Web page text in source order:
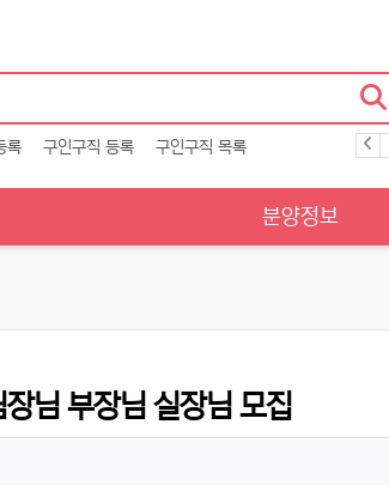
록 구인구직 등록 구인구직 목록
분양정보
님 부장님 실장님 모집